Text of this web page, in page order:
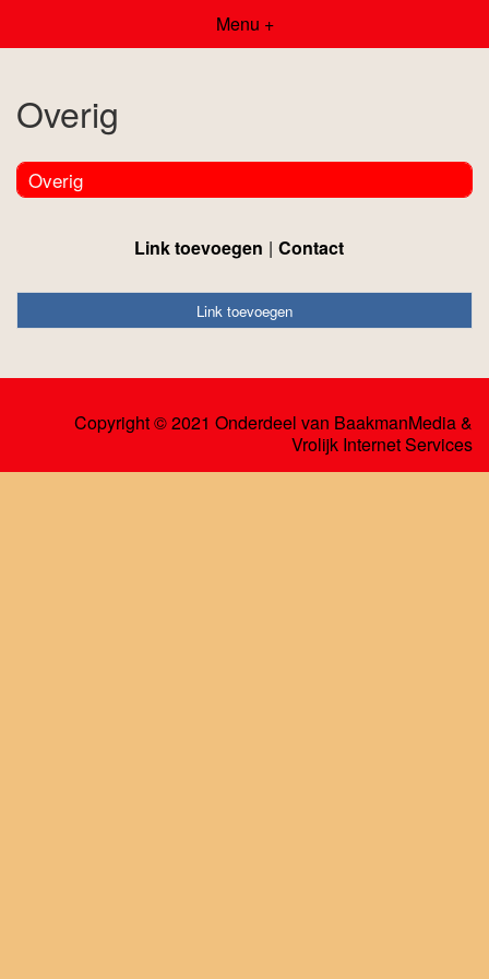
Menu +
Overig
Overig
Link toevoegen Contact
Link toevoegen
Copyright © 2021 Onderdeel van BaakmanMedia&
Vrolijk Internet Services